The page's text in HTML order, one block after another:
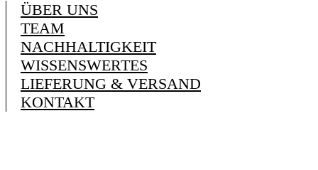
ÜBER UNS
TEAM
NACHHALTIGKEIT
WISSENSWERTES
LIEFERUNG & VERSAND
KONTAKT